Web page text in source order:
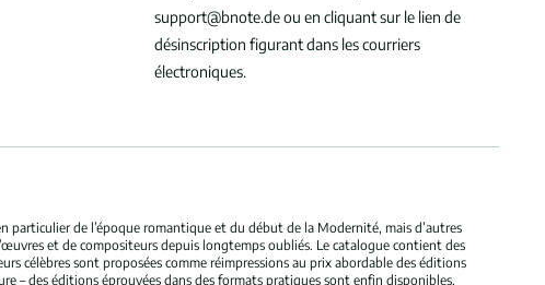
support@bnote.de ou en cliquant sur le lien de
désinscription figurant dans les courriers
électroniques.
particulier de l’époque romantique et du début de la Modernité, mais d’autres
et de compositeurs depuis longtemps oubliés. Le catalogue contient des
célèbres sont proposées comme réimpressions au prix abordable des éditions
– des éditions éprouvées dans des formats pratiques sont enfin disponibles.